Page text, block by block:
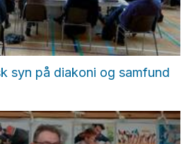
syn på diakoni og samfund